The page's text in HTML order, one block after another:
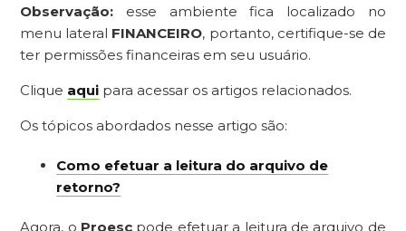
Observação: esse ambiente fica localizado no
menu lateral FINANCEIRO, portanto, certifique-se de
ter permissões financeiras em seu usuário.
Clique aqui para acessar os artigos relacionados.
Os tópicos abordados nesse artigo são:
Como efetuar a leitura do arquivo de
retorno?
Agora, o Proesc pode efetuar a leitura de arquivo de